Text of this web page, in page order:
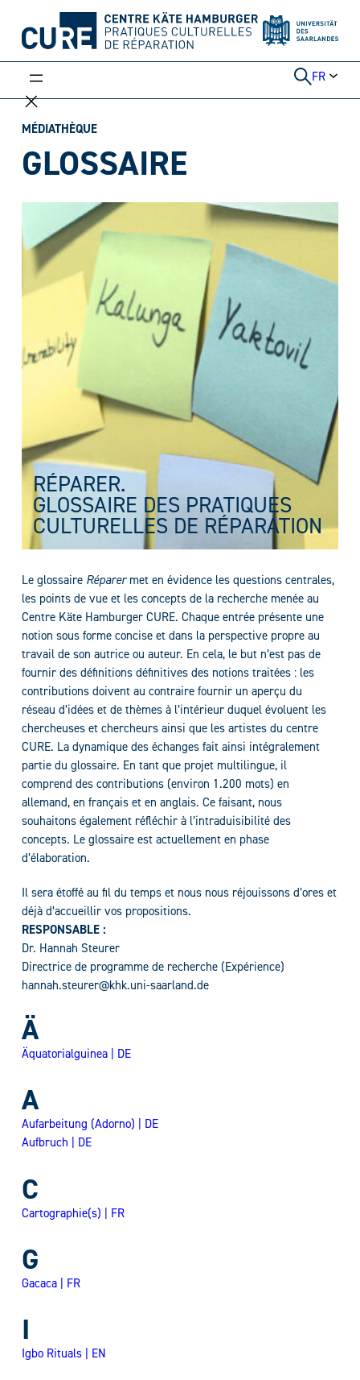
contenu
FR
MÉDIATHÈQUE
GLOSSAIRE
RÉPARER.
GLOSSAIRE DES PRATIQUES
CULTURELLES DE RÉPARATION
Le glossaire Réparermet en évidence les questions centrales,
les points de vue et les concepts de la recherche menée au
Centre Käte Hamburger CURE. Chaque entrée présente une
notion sous forme concise et dans la perspective propre au
travail de son autrice ou auteur. En cela, le but n’est pas de
fournir des définitions définitives des notions traitées : les
contributions doivent au contraire fournir un aperçu du
réseau d’idées et de thèmes à l’intérieur duquel évoluent les
chercheuses et chercheurs ainsi que les artistes du centre
CURE. La dynamique des échanges fait ainsi intégralement
partie du glossaire. En tant que projet multilingue, il
comprend des contributions (environ 1.200 mots) en
allemand, en français et en anglais. Ce faisant, nous
souhaitons également réfléchir à l’intraduisibilité des
concepts. Le glossaire est actuellement en phase
d’élaboration.
Il sera étoffé au fil du temps et nous nous réjouissons d’ores et
déjà d’accueillir vos propositions.
RESPONSABLE :
Dr. Hannah Steurer
Directrice de programme de recherche (Expérience)
hannah.steurer@khk.uni-saarland.de
Ä
Äquatorialguinea | DE
A
Aufarbeitung (Adorno) | DE
Aufbruch | DE
C
Cartographie(s) | FR
G
Gacaca | FR
I
Igbo Rituals | EN